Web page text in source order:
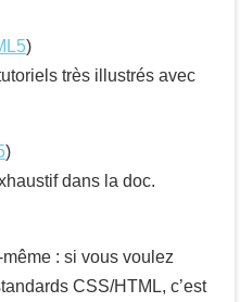
)
très illustrés avec
)
dans la doc.
: si vous voulez
CSS/HTML, c’est